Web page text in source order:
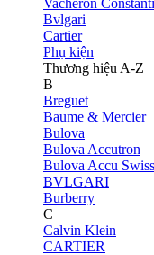
Vacheron
Bvlgari
Cartier
Phụ kiện
Thương hiệu A-Z
B
Breguet
Baume & Mercier
Bulova
Bulova Accutron
Bulova Accu Swiss
BVLGARI
Burberry
C
Calvin Klein
CARTIER